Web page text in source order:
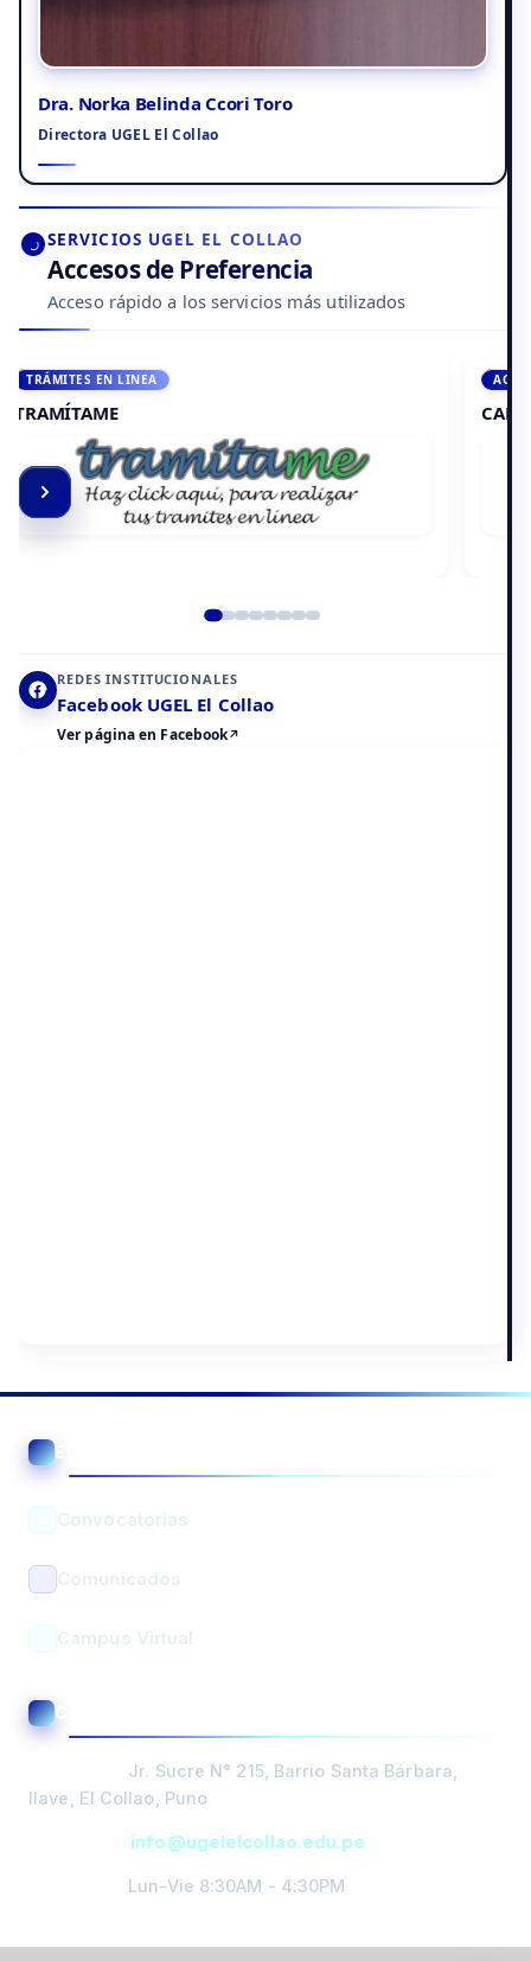
PORTADA
DIRECCIÓN
GESTIÓN
Dra. Norka Belinda Ccori Toro
Directora UGEL El Collao
SERVICIOS UGEL EL COLLAO
Accesos de Preferencia
Acceso rápido a los servicios más utilizados
ACCEDE A AULA VIRTUAL
CAMPUS VIRTUAL
REDES INSTITUCIONALES
Facebook UGEL El Collao
Ver página en Facebook
Convocatorias
Comunicados
Campus Virtual
CONTACTO Y ATENCIÓN
Jr. Sucre N° 215, Barrio Santa Bárbara,
Ilave, El Collao, Puno
info@ugelelcollao.edu.pe
Lun-Vie 8:30AM - 4:30PM
En línea • Respuesta automática